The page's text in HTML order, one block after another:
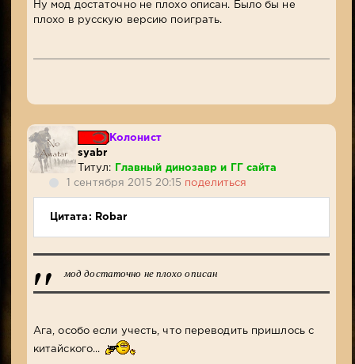
Ну мод достаточно не плохо описан. Было бы не
плохо в русскую версию поиграть.
Колонист
syabr
Титул:
Главный динозавр и ГГ сайта
1 сентября 2015 20:15 поделиться
Цитата: Robar
мод достаточно не плохо описан
Ага, особо если учесть, что переводить пришлось с
китайского...